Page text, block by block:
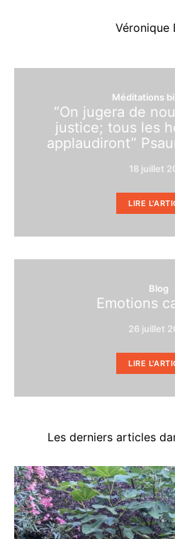
Véronique
Méditations
“On jugera de
justice; tous les
applaudiront”
18 juillet
LIRE
Blog
Emotions
26 juillet
LIRE
Les derniers articles